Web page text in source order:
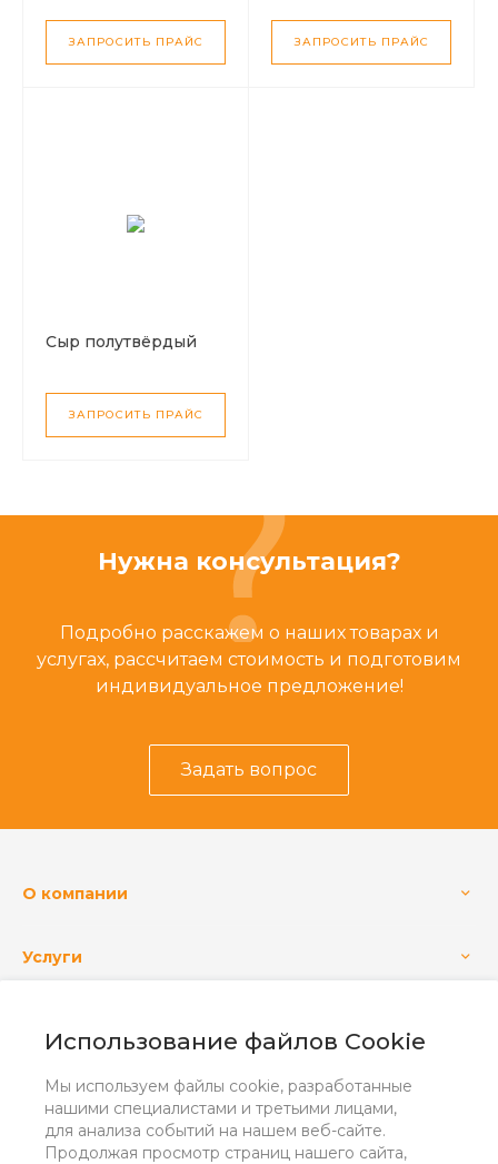
Использование файлов Cookie
Мы используем файлы cookie, разработанные
нашими специалистами и третьими лицами,
для анализа событий на нашем веб-сайте.
Продолжая просмотр страниц нашего сайта,
ЗАПРОСИТЬ ПРАЙС ЗАПРОСИТЬ ПРАЙС
Сыр полутвёрдый
ЗАПРОСИТЬ ПРАЙС
Нужна консультация?
Подробно расскажем о наших товарах и
услугах, рассчитаем стоимость и подготовим
индивидуальное предложение!
Задать вопрос
О компании
Услуги
info@osnova-agro.ru
+7 (4832) 555-400
г. Брянск, с. Супонево, ул. Шоссейная, дом 32 Д.
Заказать звонок